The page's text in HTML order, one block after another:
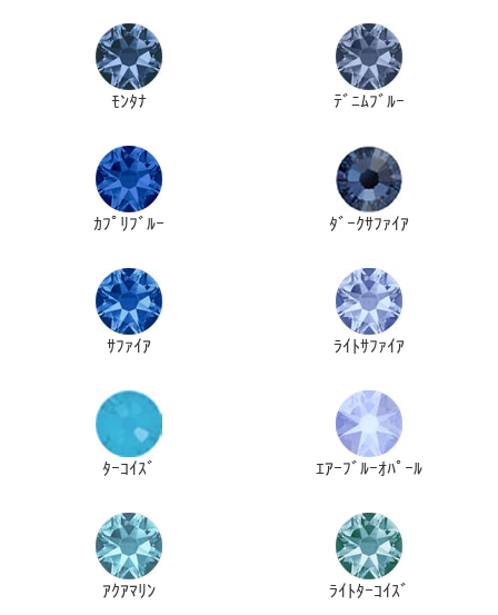
ﾓﾝﾀﾅ ﾃﾞﾆﾑﾌﾞﾙｰ
ｶﾌﾟﾘﾌﾞﾙｰ ﾀﾞｰｸｻﾌｧｲｱ
ｻﾌｧｲｱ ﾗｲﾄｻﾌｧｲｱ
ﾀｰｺｲｽﾞ ｴｱｰﾌﾞﾙｰｵﾊﾟｰﾙ
ｱｸｱﾏﾘﾝ ﾗｲﾄﾀｰｺｲｽﾞ